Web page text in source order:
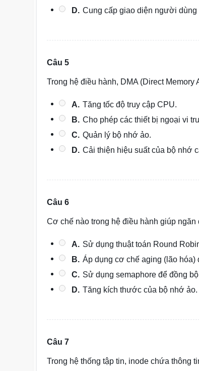
D. Cung cấp giao diện người dùng
Câu 5
Trong hệ điều hành, DMA (Direct
A. Tăng tốc độ truy cập CPU.
B. Cho phép các thiết bị ngoại vi
C. Quản lý bộ nhớ ảo.
D. Cải thiện hiệu suất của bộ nhớ
Câu 6
Cơ chế nào trong hệ điều hành giúp
A. Sử dụng thuật toán Round
B. Áp dụng cơ chế aging (lão
C. Sử dụng semaphore để đồng
D. Tăng kích thước của bộ nhớ ảo.
Câu 7
Trong hệ thống tập tin, inode chứa thông